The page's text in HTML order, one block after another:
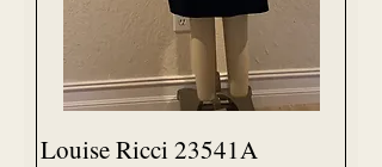
Louise Ricci 23541A